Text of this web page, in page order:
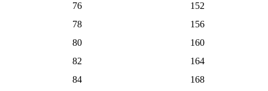
76
152
78
156
80
160
82
164
84
168